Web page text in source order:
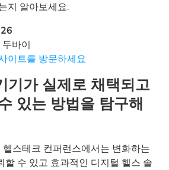
지 알아보세요.
바이
이트를 방문하세요
기가 실제로 채택되고
있는 방법을 탐구해
스테크 컨퍼런스에서는 변화하는
할 수 있고 효과적인 디지털 헬스 솔